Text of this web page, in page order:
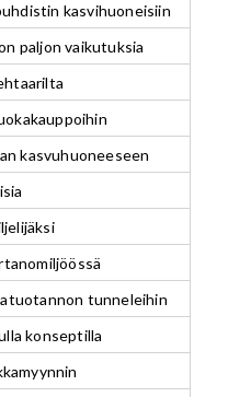
kasvihuoneisiin
paljon vaikutuksia
kasvuhuoneeseen
tunneleihin
konseptilla